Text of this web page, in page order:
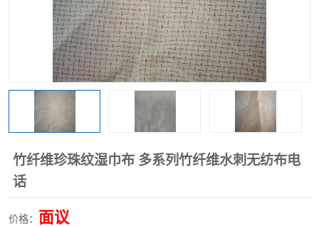
竹纤维珍珠纹湿巾布 多系列竹纤维水刺无纺布电
话
价格： 面议